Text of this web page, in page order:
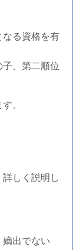
なる資格を有
、第二順位
。
しく説明し
嫡出でない